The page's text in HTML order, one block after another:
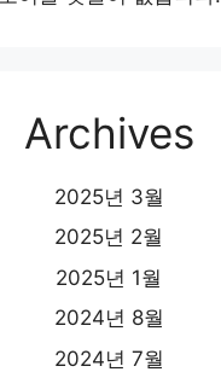
Archives
2025년 3월
2025년 2월
2025년 1월
2024년 8월
2024년 7월